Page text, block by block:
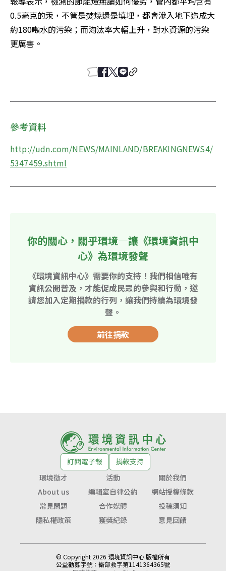
0.5毫克的汞，不管是焚燒還是填埋，都會滲入地下造成大
約180噸水的污染；而淘汰率大幅上升，對水資源的污染
更厲害。
參考資料
http://udn.com/NEWS/MAINLAND/BREAKINGNEWS4/
5347459.shtml
你的關心，關乎環境—讓《環境資訊中
心》為環境發聲
《環境資訊中心》需要你的支持！我們相信唯有
資訊公開普及，才能促成民眾的參與和行動，邀
請您加入定期捐款的行列，讓我們持續為環境發
聲。
前往捐款
訂閱電子報
捐款支持
環境徵才
活動
關於我們
About us
編輯室自律公約
網站授權條款
常見問題
合作媒體
投稿須知
隱私權政策
獲獎紀錄 意見回饋
© Copyright 2026 環境資訊中心 版權所有
公益勸募字號： 衛部救字第1141364365號